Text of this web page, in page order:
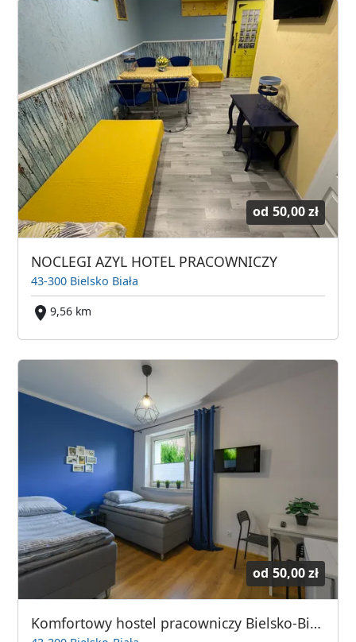
od 50,00 zł
NOCLEGI AZYL HOTEL PRACOWNICZY
43-300 Bielsko Biała
9,56 km
od 50,00 zł
Komfortowy hostel pracowniczy Bielsko-Biała - Partner dla firm i agencji